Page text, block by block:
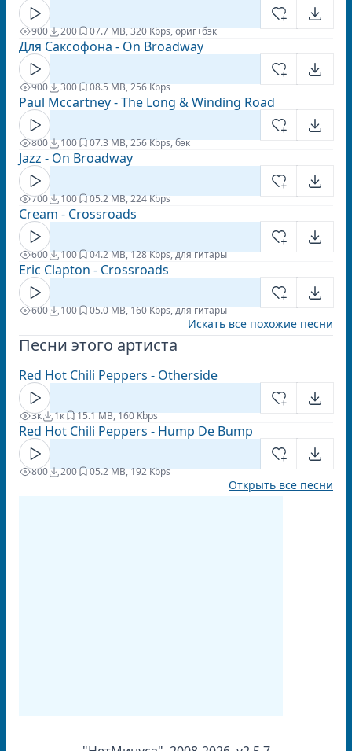
900 200 07.7 MB, 320 Kbps, ориг+бэк
Для Саксофона - On Broadway
900 300 08.5 MB, 256 Kbps
Paul Mccartney - The Long & Winding Road
800 100 07.3 MB, 256 Kbps, бэк
Jazz - On Broadway
700 100 05.2 MB, 224 Kbps
Cream - Crossroads
600 100 04.2 MB, 128 Kbps, для гитары
Eric Clapton - Crossroads
600 100 05.0 MB, 160 Kbps, для гитары
Искать все похожие песни
Песни этого артиста
Red Hot Chili Peppers - Otherside
3к 1к 15.1 MB, 160 Kbps
Red Hot Chili Peppers - Hump De Bump
800 200 05.2 MB, 192 Kbps
Открыть все песни